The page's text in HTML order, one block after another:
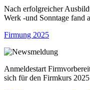
Nach erfolgreicher
Werk -und Sonntage fand
Firmung 2025
Anmeldestart
sich für den Firmkurs